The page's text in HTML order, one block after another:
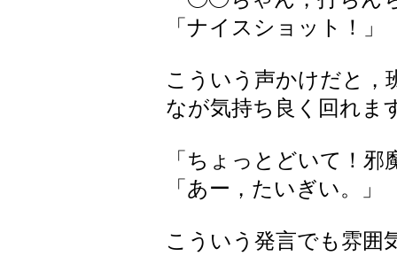
「ナイスショット！」
こういう声かけだと，
なが気持ち良く回れま
「ちょっとどいて！
「あー，たいぎい。」
こういう発言でも雰囲